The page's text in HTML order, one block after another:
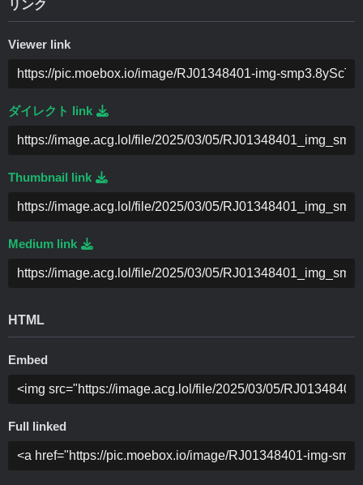
リンク
Viewer link
ダイレクト link
Thumbnail link
Medium link
HTML
Embed
Full linked